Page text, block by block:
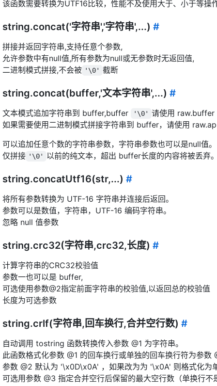
该函数需要转换为UTF16比较，性能不及使用大于、小于等操
string.concat('字符串','字符串',...) #
拼接并返回字符串,支持任意个参数,
允许参数中有null值,所有参数为null或无参数时无返回值,
二进制模式拼接,不会被 '\0' 截断
string.concat(buffer,'文本字符串',...) #
文本模式追加字符串到 buffer,buffer '\0' 请使用 raw.buffer
如果需要使用二进制模式拼接字符串到 buffer，请使用
可以追加任意个数的字符串参数，字符串参数也可以是null值。
仅拼接 '\0' 以前的纯文本，超出 buffer长度的内容将被丢弃
string.concatUtf16(str,...) #
将所有参数转换为 UTF-16 字符串并连接后返回。
参数可以是数值，字符串，UTF-16 编码字符串。
忽略 null 值参数
string.crc32(字符串,crc32,长度) #
计算字符串的CRC32校验值
参数一也可以是 buffer,
可选使用参数@2指定前面字符串的校验值,以返回总的校验值
长度为可选参数
string.crlf(字符串,回车换行,合并空行数) #
自动调用 tostring 函数转换传入参数 @1 为字符串。
此函数格式化参数 @1 的回车换行或单独的回车换行符为参数
参数 @2 默认为 '\x0D\x0A' ，如果改为为 '\x0A' 则格式化为
可选用参数 @3 指定合并空行后保留的最大空行数（单换行不